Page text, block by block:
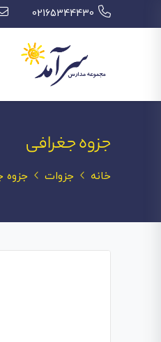
02165344430
جزوه جغرافی
خانه جزوات جزوه